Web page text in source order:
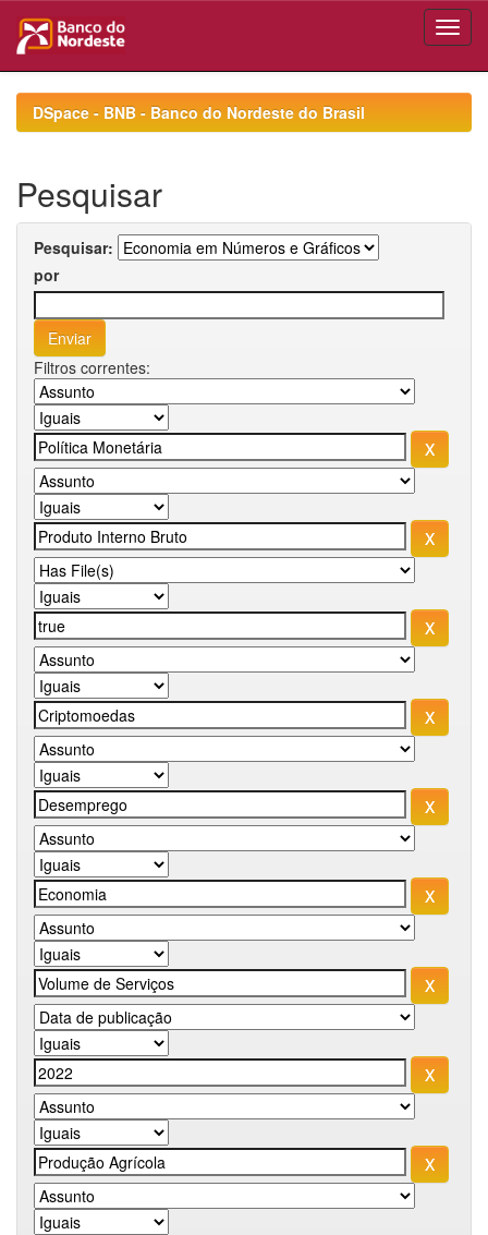
navigationDSpace - BNB - Banco do Nordeste do Brasil
Pesquisar
Pesquisar:
por
Filtros correntes: